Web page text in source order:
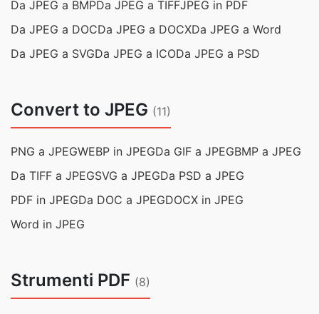
Da JPEG a BMPDa JPEG a TIFFJPEG in PDF
Da JPEG a DOCDa JPEG a DOCXDa JPEG a Word
Da JPEG a SVGDa JPEG a ICODa JPEG a PSD
Convert to JPEG (11)
PNG a JPEGWEBP in JPEGDa GIF a JPEGBMP a JPEG
Da TIFF a JPEGSVG a JPEGDa PSD a JPEG
PDF in JPEGDa DOC a JPEGDOCX in JPEG
Word in JPEG
Strumenti PDF (8)